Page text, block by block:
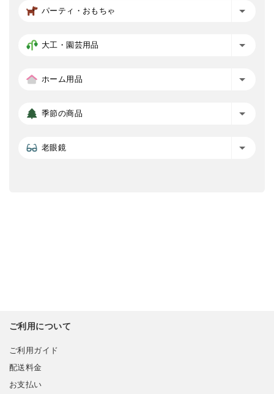
パーティ・おもちゃ
大工・園芸用品
ホーム用品
季節の商品
老眼鏡
ご利用について
ご利用ガイド
配送料金
お支払い